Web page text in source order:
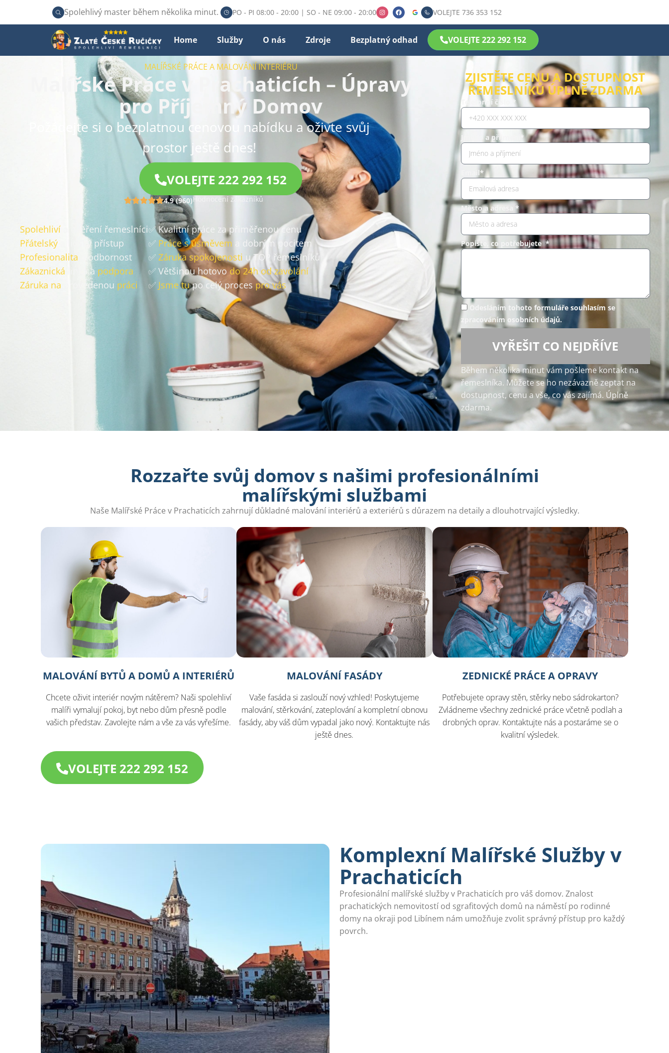
Spolehlivý master během několika minut. PO - PI 08:00 - 20:00 | SO - NE 09:00 - 20:00 VOLEJTE 736 353 152
Home Služby O nás Zdroje Bezplatný odhad VOLEJTE 222 292 152
MALÍŘSKÉ PRÁCE A MALOVÁNÍ INTERIÉRU
Malířské Práce v Prachaticích – Úpravy
pro Příjemný Domov
Požádejte si o bezplatnou cenovou nabídku a oživte svůj
prostor ještě dnes!
VOLEJTE 222 292 152
4.9 (960)Hodnocení zákazníků
Spolehliví a ověření řemeslníci
Přátelský a lidský přístup
Profesionalita a odbornost
Zákaznická linka a podpora
Záruka na provedenou práci
✅ Kvalitní práce za přiměřenou cenu
✅ Práce s úsměvem a dobrým pocitem
✅ Záruka spokojenosti u TOP řemeslníků
✅ Většinou hotovodo 24h od zavolání
✅ Jsme tupo celý procespro vás
ZJISTĚTE CENU A DOSTUPNOST
ŘEMESLNÍKŮ ÚPLNĚ ZDARMA
Telefonní číslo *
Jméno a příjmení*
Email*
Město a adresa *
Popište, co potřebujete *
Odesláním tohoto formuláře souhlasím se
zpracováním osobních údajů.
VYŘEŠIT CO NEJDŘÍVE
Během několika minut vám pošleme kontakt na
řemeslníka. Můžete se ho nezávazně zeptat na
dostupnost, cenu a vše, co vás zajímá. Úplně
zdarma.
Rozzařte svůj domov s našimi profesionálními
malířskými službami
Naše Malířské Práce v Prachaticích zahrnují důkladné malování interiérů a exteriérů s důrazem na detaily a dlouhotrvající výsledky.
MALOVÁNÍ BYTŮ A DOMŮ A INTERIÉRŮ
Chcete oživit interiér novým nátěrem? Naši spolehliví
malíři vymalují pokoj, byt nebo dům přesně podle
vašich představ. Zavolejte nám a vše za vás vyřešíme.
MALOVÁNÍ FASÁDY
Vaše fasáda si zaslouží nový vzhled! Poskytujeme
malování, stěrkování, zateplování a kompletní obnovu
fasády, aby váš dům vypadal jako nový. Kontaktujte nás
ještě dnes.
ZEDNICKÉ PRÁCE A OPRAVY
Potřebujete opravy stěn, stěrky nebo sádrokarton?
Zvládneme všechny zednické práce včetně podlah a
drobných oprav. Kontaktujte nás a postaráme se o
kvalitní výsledek.
VOLEJTE 222 292 152
Komplexní Malířské Služby v
Prachaticích
Profesionální malířské služby v Prachaticích pro váš domov. Znalost
prachatických nemovitostí od sgrafitových domů na náměstí po rodinné
domy na okraji pod Libínem nám umožňuje zvolit správný přístup pro každý
povrch.